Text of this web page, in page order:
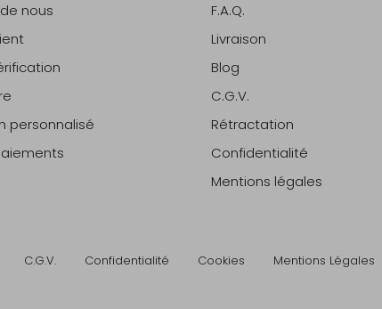
nous
personnalisé
F.A.Q.
Livraison
Blog
C.G.V.
Rétractation
Confidentialité
Mentions légales
C.G.V. Confidentialité Cookies Mentions Légales